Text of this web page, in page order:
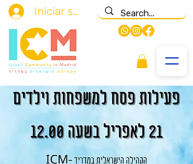
Iniciar sesión